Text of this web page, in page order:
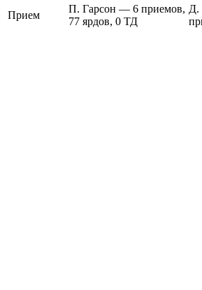
Прием
П. Гарсон — 6 приемов,
77 ярдов, 0 ТД
Д.